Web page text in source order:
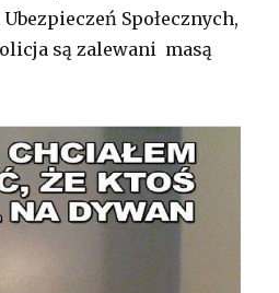
Społecznych,
są zalewani masą